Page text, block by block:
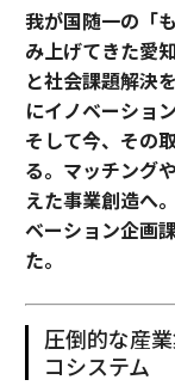
我が国随一の「
み上げてきた愛
と社会課題解決
にイノベーショ
そして今、その
る。マッチング
えた事業創造へ
ベーション企画
た。
圧倒的な産
コシステム